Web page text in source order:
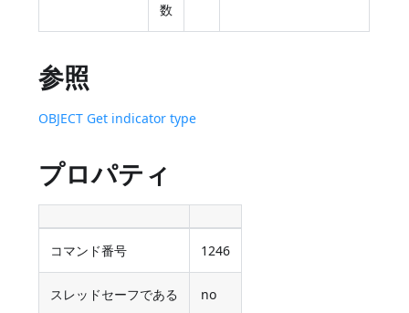
数
参照
OBJECT Get indicator type
プロパティ
コマンド番号 1246
スレッドセーフである no